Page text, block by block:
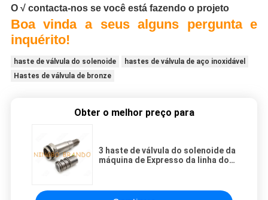
O √ contacta-nos se você está fazendo o projeto
Boa vinda a seus alguns pergunta e
inquérito!
haste de válvula do solenoide
hastes de válvula de aço inoxidável
Hastes de válvula de bronze
Obter o melhor preço para
3 haste de válvula do solenoide da
máquina de Expresso da linha do